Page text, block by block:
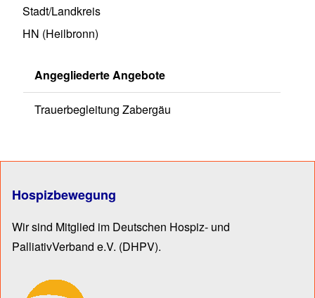
Stadt/Landkreis
HN (Heilbronn)
Angegliederte Angebote
Trauerbegleitung Zabergäu
Hospizbewegung
Wir sind Mitglied im Deutschen Hospiz- und
PalliativVerband e.V. (DHPV).